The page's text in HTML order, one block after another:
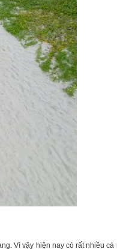
Vì vậy hiện nay có rất nhiều cá